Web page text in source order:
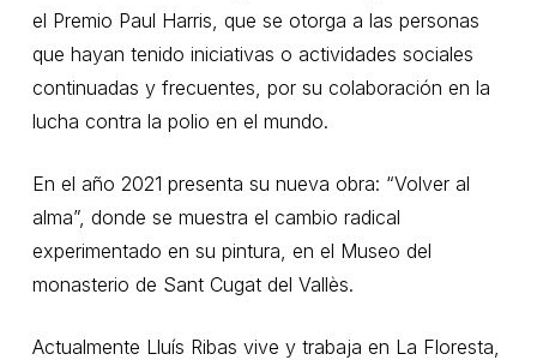
el Premio Paul Harris, que se otorga a las personas
que hayan tenido iniciativas o actividades sociales
continuadas y frecuentes, por su colaboración en la
lucha contra la polio en el mundo.
En el año 2021 presenta su nueva obra: “Volver al
alma”, donde se muestra el cambio radical
experimentado en su pintura, en el Museo del
monasterio de Sant Cugat del Vallès.
Actualmente Lluís Ribas vive y trabaja en La Floresta,